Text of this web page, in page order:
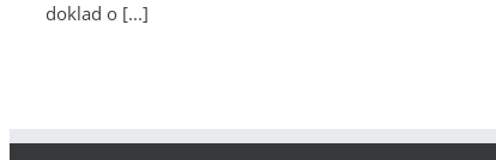
doklad o [...]